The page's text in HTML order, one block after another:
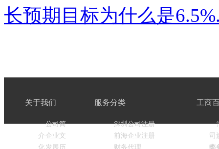
长预期目标为什么是
关于我们
公司简
介 企业文
化发展历
服务分类
深圳公司注册
前海企业注册
财务代理
工商
司
弊
态